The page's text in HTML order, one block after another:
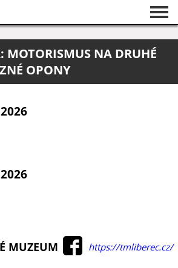
MOTORISMUS NA DRUHÉ
OPONY
MUZEUM https://tmliberec.cz/